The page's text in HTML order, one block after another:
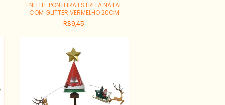
ENFEITE PONTEIRA ESTRELA NATAL
COM GLITTER VERMELHO 20CM
REF:66709002
R$9,45